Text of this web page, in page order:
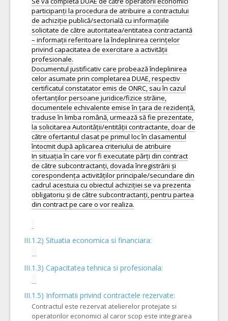
III.1.2) Situatia economica si financiara:
III.1.3) Capacitatea tehnica si profesionala:
III.1.5) Informatii privind contractele rezervate:
Contractul este rezervat atelierelor protejate si
operatorilor economici al caror scop este integrarea